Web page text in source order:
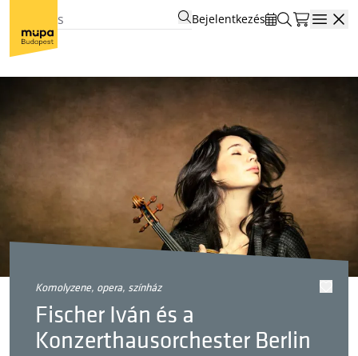
Bejelentkezés
komolyzene, opera, színház
Fischer Iván és a
Konzerthausorchester Berlin